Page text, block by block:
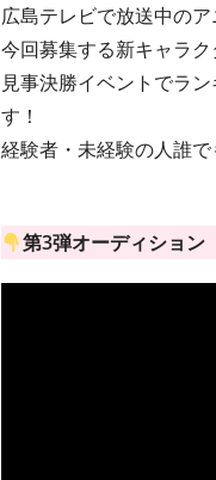
広島テレビで放送中の
今回募集する新キャラク
見事決勝イベントでラ
す！
経験者・未経験の人誰
第3弾オーディション